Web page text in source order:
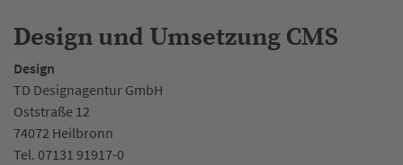
Design und Umsetzung CMS
Design
TD Designagentur GmbH
Oststraße 12
74072 Heilbronn
Tel. 07131 91917-0